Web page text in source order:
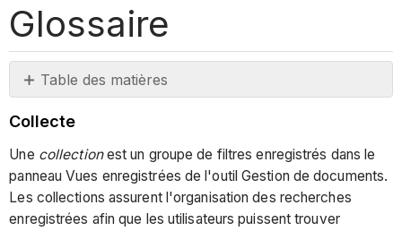
Glossaire
Table des matières
Règle
conditionnelle
Règle
par
défaut
Collecte
Une collectionest un groupe de filtres enregistrés dans le
panneau Vues enregistrées de l'outil Gestion de documents.
Les collections assurent l'organisation des recherches
enregistrées afin que les utilisateurs puissent trouver